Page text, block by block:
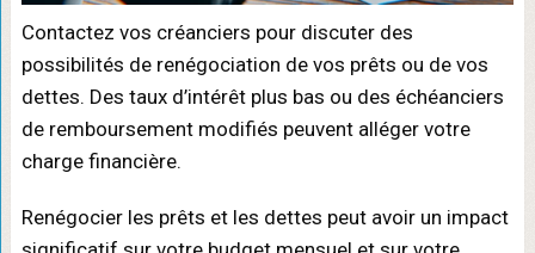
Contactez vos créanciers pour discuter des
possibilités de renégociation de vos prêts ou de vos
dettes. Des taux d’intérêt plus bas ou des échéanciers
de remboursement modifiés peuvent alléger votre
charge financière.
Renégocier les prêts et les dettes peut avoir un impact